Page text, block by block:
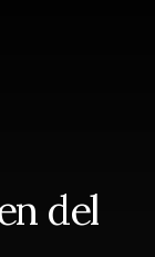
del